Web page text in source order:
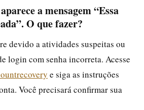
a mensagem “Essa
O que fazer?
devido a atividades suspeitas ou
login com senha incorreta. Acesse
e siga as instruções
Você precisará confirmar sua